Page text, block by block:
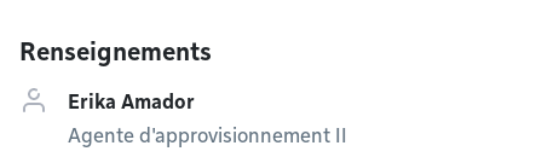
Renseignements
Erika Amador
Agente d'approvisionnement II